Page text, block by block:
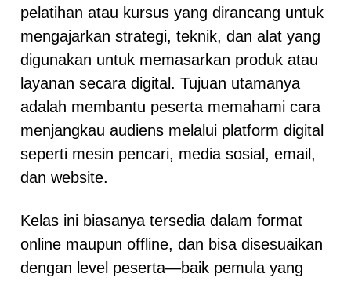
pelatihan atau kursus yang dirancang untuk
mengajarkan strategi, teknik, dan alat yang
digunakan untuk memasarkan produk atau
layanan secara digital. Tujuan utamanya
adalah membantu peserta memahami cara
menjangkau audiens melalui platform digital
seperti mesin pencari, media sosial, email,
dan website.
Kelas ini biasanya tersedia dalam format
online maupun offline, dan bisa disesuaikan
dengan level peserta—baik pemula yang